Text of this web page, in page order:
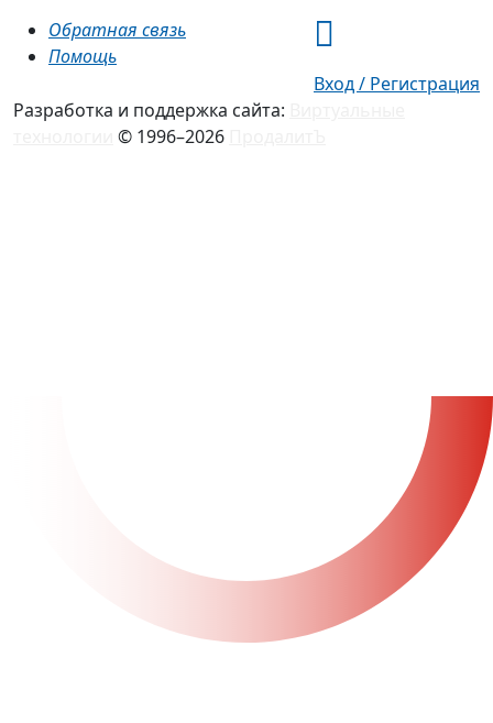
Обратная связь
Помощь
Вход / Регистрация
Разработка и поддержка сайта:
© 1996–2026